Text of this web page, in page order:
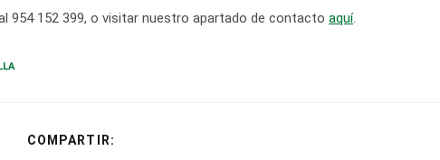
954 152 399, o visitar nuestro apartado de contacto aquí.
COMPARTIR: